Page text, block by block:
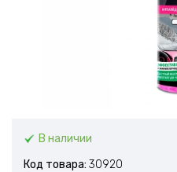
В наличии
Код товара: 30920